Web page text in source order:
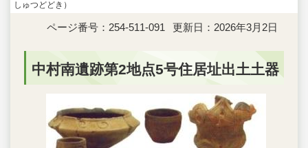
しゅつどどき）
ページ番号：254-511-091 更新日：2026年3月2日
中村南遺跡第2地点5号住居址出土土器